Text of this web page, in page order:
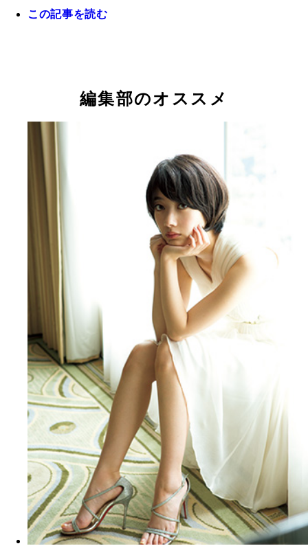
この記事を読む
編集部のオススメ